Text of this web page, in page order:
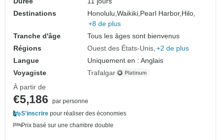
Destinations
Honolulu,Waikiki, Pearl Harbor, Hilo,
+8 de plus
Tranche d'âge
Tous les âges sont bienvenus
Régions
Ouest des États-Unis +2 de plus
Langue
Uniquement en : Anglais
Voyagiste
Trafalgar
À partir de
€5,186
par personne
S'inscrire pour réaliser des économies
Prix basé sur une chambre double